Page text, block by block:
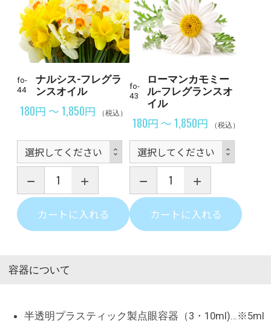
fo-
44
ナルシス-フレグラ
ンスオイル
180円 ～ 1,850円 （税込）
カートに入れる
fo-
43
ローマンカモミー
ル-フレグランスオ
イル
180円 ～ 1,850円 （税込）
カートに入れる
容器について
半透明プラスティック製点眼容器（3・10ml)…※5ml